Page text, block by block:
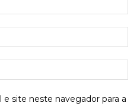
site neste navegador para a